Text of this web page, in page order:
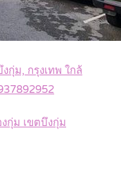
ม, กรุงเทพ ใกล้
กุ่ม เขตบึงกุ่ม